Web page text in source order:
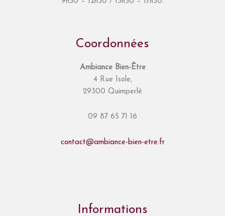
Coordonnées
Ambiance Bien-Être
4 Rue Isole,
29300 Quimperlé
09 87 65 71 16
contact@ambiance-bien-etre.fr
Informations